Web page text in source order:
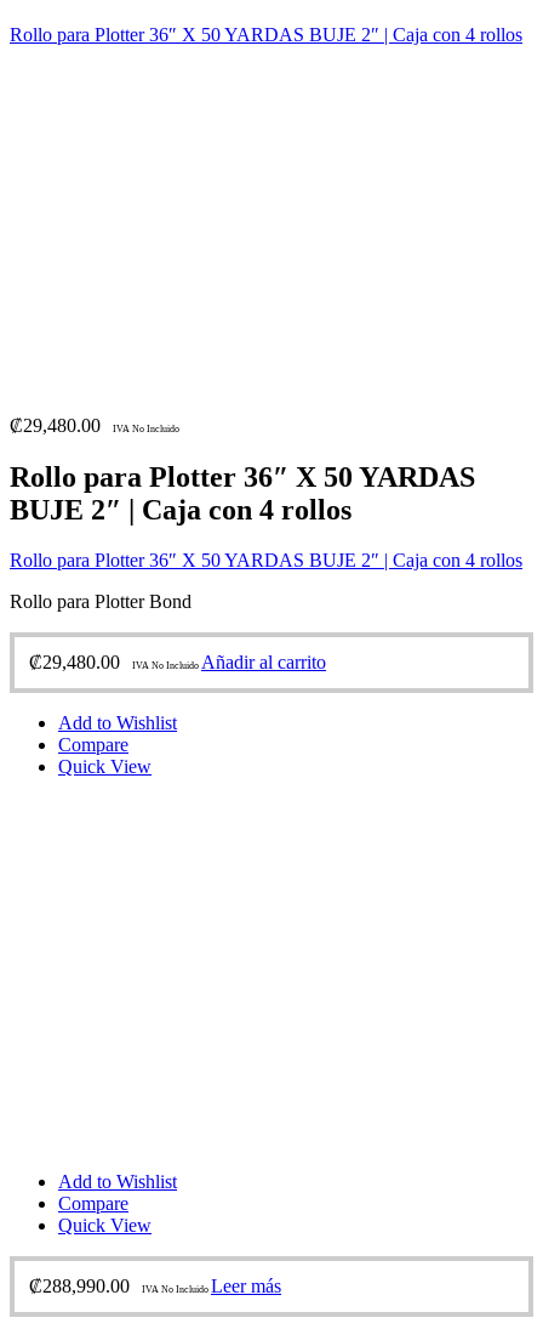
Rollo para Plotter 36″ X 50 YARDAS BUJE 2″ | Caja con 4 rollos
₡29,480.00 IVA No Incluido
Rollo para Plotter 36″ X 50 YARDAS
BUJE 2″ | Caja con 4 rollos
Rollo para Plotter 36″ X 50 YARDAS BUJE 2″ | Caja con 4 rollos
Rollo para Plotter Bond
₡29,480.00 IVA No Incluido Añadir al carrito
Add to Wishlist
Compare
Quick View
Add to Wishlist
Compare
Quick View
₡288,990.00 IVA No Incluido Leer más